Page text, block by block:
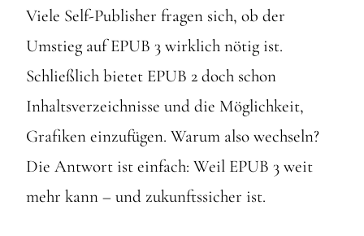
Viele Self-Publisher fragen sich, ob der
Umstieg auf EPUB 3 wirklich nötig ist.
Schließlich bietet EPUB 2 doch schon
Inhaltsverzeichnisse und die Möglichkeit,
Grafiken einzufügen. Warum also wechseln?
Die Antwort ist einfach: Weil EPUB 3 weit
mehr kann – und zukunftssicher ist.